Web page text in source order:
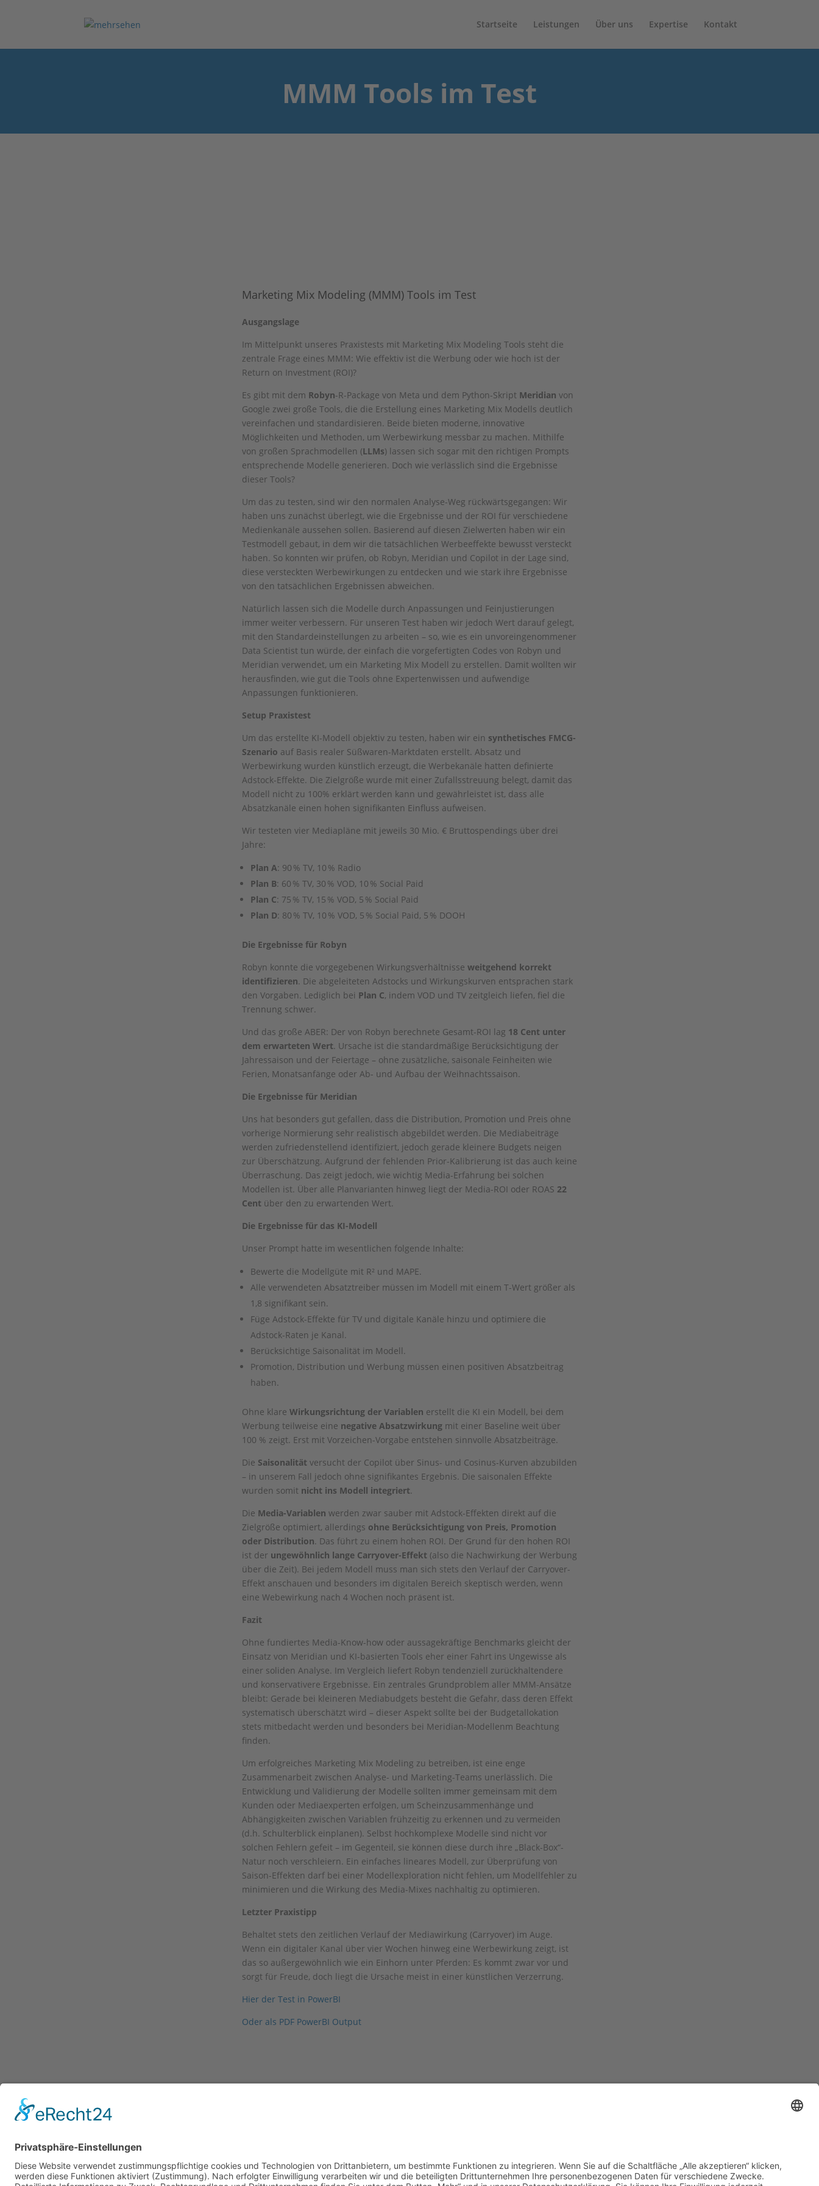
Startseite Leistungen Über uns Expertise Kontakt
MMM Tools im Test
Marketing Mix Modeling (MMM) Tools im Test
Ausgangslage
Im Mittelpunkt unseres Praxistests mit Marketing Mix Modeling Tools steht die
zentrale Frage eines MMM: Wie effektiv ist die Werbung oder wie hoch ist der
Return on Investment (ROI)?
Es gibt mit dem Robyn-R-Package von Meta und dem Python-Skript Meridian von
Google zwei große Tools, die die Erstellung eines Marketing Mix Modells deutlich
vereinfachen und standardisieren. Beide bieten moderne, innovative
Möglichkeiten und Methoden, um Werbewirkung messbar zu machen. Mithilfe
von großen Sprachmodellen (LLMs) lassen sich sogar mit den richtigen Prompts
entsprechende Modelle generieren. Doch wie verlässlich sind die Ergebnisse
dieser Tools?
Um das zu testen, sind wir den normalen Analyse-Weg rückwärtsgegangen: Wir
haben uns zunächst überlegt, wie die Ergebnisse und der ROI für verschiedene
Medienkanäle aussehen sollen. Basierend auf diesen Zielwerten haben wir ein
Testmodell gebaut, in dem wir die tatsächlichen Werbeeffekte bewusst versteckt
haben. So konnten wir prüfen, ob Robyn, Meridian und Copilot in der Lage sind,
diese versteckten Werbewirkungen zu entdecken und wie stark ihre Ergebnisse
von den tatsächlichen Ergebnissen abweichen.
Natürlich lassen sich die Modelle durch Anpassungen und Feinjustierungen
immer weiter verbessern. Für unseren Test haben wir jedoch Wert darauf gelegt,
mit den Standardeinstellungen zu arbeiten – so, wie es ein unvoreingenommener
Data Scientist tun würde, der einfach die vorgefertigten Codes von Robyn und
Meridian verwendet, um ein Marketing Mix Modell zu erstellen. Damit wollten wir
herausfinden, wie gut die Tools ohne Expertenwissen und aufwendige
Anpassungen funktionieren.
Setup Praxistest
Um das erstellte KI-Modell objektiv zu testen, haben wir ein synthetisches FMCG-
Szenario auf Basis realer Süßwaren-Marktdaten erstellt. Absatz und
Werbewirkung wurden künstlich erzeugt, die Werbekanäle hatten definierte
Adstock-Effekte. Die Zielgröße wurde mit einer Zufallsstreuung belegt, damit das
Modell nicht zu 100% erklärt werden kann und gewährleistet ist, dass alle
Absatzkanäle einen hohen signifikanten Einfluss aufweisen.
Wir testeten vier Mediapläne mit jeweils 30 Mio. € Bruttospendings über drei
Jahre:
Plan A: 90 % TV, 10 % Radio
Plan B: 60 % TV, 30 % VOD, 10 % Social Paid
Plan C: 75 % TV, 15 % VOD, 5 % Social Paid
Plan D: 80 % TV, 10 % VOD, 5 % Social Paid, 5 % DOOH
Die Ergebnisse für Robyn
Robyn konnte die vorgegebenen Wirkungsverhältnisse weitgehend korrekt
identifizieren. Die abgeleiteten Adstocks und Wirkungskurven entsprachen stark
den Vorgaben. Lediglich bei Plan C, indem VOD und TV zeitgleich liefen, fiel die
Trennung schwer.
Und das große ABER: Der von Robyn berechnete Gesamt-ROI lag 18 Cent unter
dem erwarteten Wert. Ursache ist die standardmäßige Berücksichtigung der
Jahressaison und der Feiertage – ohne zusätzliche, saisonale Feinheiten wie
Ferien, Monatsanfänge oder Ab- und Aufbau der Weihnachtssaison.
Die Ergebnisse für Meridian
Uns hat besonders gut gefallen, dass die Distribution, Promotion und Preis ohne
vorherige Normierung sehr realistisch abgebildet werden. Die Mediabeiträge
werden zufriedenstellend identifiziert, jedoch gerade kleinere Budgets neigen
zur Überschätzung. Aufgrund der fehlenden Prior-Kalibrierung ist das auch keine
Überraschung. Das zeigt jedoch, wie wichtig Media-Erfahrung bei solchen
Modellen ist. Über alle Planvarianten hinweg liegt der Media-ROI oder ROAS 22
Centüber den zu erwartenden Wert.
Die Ergebnisse für das KI-Modell
Unser Prompt hatte im wesentlichen folgende Inhalte:
Bewerte die Modellgüte mit R² und MAPE.
Alle verwendeten Absatztreiber müssen im Modell mit einem T-Wert größer als
1,8 signifikant sein.
Füge Adstock-Effekte für TV und digitale Kanäle hinzu und optimiere die
Adstock-Raten je Kanal.
Berücksichtige Saisonalität im Modell.
Promotion, Distribution und Werbung müssen einen positiven Absatzbeitrag
haben.
Ohne klare Wirkungsrichtung der Variablen erstellt die KI ein Modell, bei dem
Werbung teilweise eine negative Absatzwirkungmit einer Baseline weit über
100 % zeigt. Erst mit Vorzeichen-Vorgabe entstehen sinnvolle Absatzbeiträge.
Die Saisonalitätversucht der Copilot über Sinus- und Cosinus-Kurven abzubilden
– in unserem Fall jedoch ohne signifikantes Ergebnis. Die saisonalen Effekte
wurden somit nicht ins Modell integriert.
Die Media-Variablen werden zwar sauber mit Adstock-Effekten direkt auf die
Zielgröße optimiert, allerdings ohne Berücksichtigung von Preis, Promotion
oder Distribution. Das führt zu einem hohen ROI. Der Grund für den hohen ROI
ist der ungewöhnlich lange Carryover-Effekt(also die Nachwirkung der Werbung
über die Zeit). Bei jedem Modell muss man sich stets den Verlauf der Carryover-
Effekt anschauen und besonders im digitalen Bereich skeptisch werden, wenn
eine Webewirkung nach 4 Wochen noch präsent ist.
Fazit
Ohne fundiertes Media-Know-how oder aussagekräftige Benchmarks gleicht der
Einsatz von Meridian und KI-basierten Tools eher einer Fahrt ins Ungewisse als
einer soliden Analyse. Im Vergleich liefert Robyn tendenziell zurückhaltendere
und konservativere Ergebnisse. Ein zentrales Grundproblem aller MMM-Ansätze
bleibt: Gerade bei kleineren Mediabudgets besteht die Gefahr, dass deren Effekt
systematisch überschätzt wird – dieser Aspekt sollte bei der Budgetallokation
stets mitbedacht werden und besonders bei Meridian-Modellenm Beachtung
finden.
Um erfolgreiches Marketing Mix Modeling zu betreiben, ist eine enge
Zusammenarbeit zwischen Analyse- und Marketing-Teams unerlässlich. Die
Entwicklung und Validierung der Modelle sollten immer gemeinsam mit dem
Kunden oder Mediaexperten erfolgen, um Scheinzusammenhänge und
Abhängigkeiten zwischen Variablen frühzeitig zu erkennen und zu vermeiden
(d.h. Schulterblick einplanen). Selbst hochkomplexe Modelle sind nicht vor
solchen Fehlern gefeit – im Gegenteil, sie können diese durch ihre „Black-Box“-
Natur noch verschleiern. Ein einfaches lineares Modell, zur Überprüfung von
Saison-Effekten darf bei einer Modellexploration nicht fehlen, um Modellfehler zu
minimieren und die Wirkung des Media-Mixes nachhaltig zu optimieren.
Letzter Praxistipp
Behaltet stets den zeitlichen Verlauf der Mediawirkung (Carryover) im Auge.
Wenn ein digitaler Kanal über vier Wochen hinweg eine Werbewirkung zeigt, ist
das so außergewöhnlich wie ein Einhorn unter Pferden: Es kommt zwar vor und
sorgt für Freude, doch liegt die Ursache meist in einer künstlichen Verzerrung.
Hier der Test in PowerBI
Oder als PDF PowerBI Output